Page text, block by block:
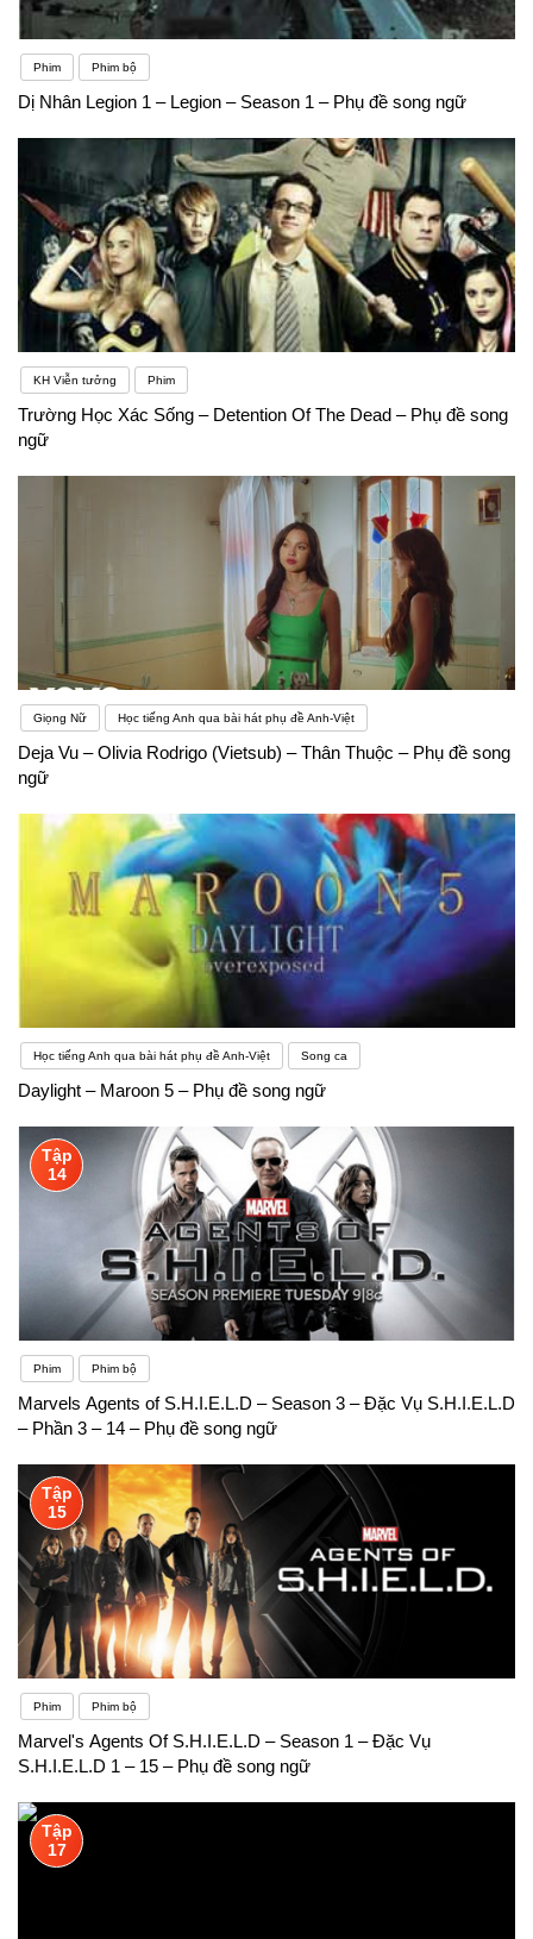
Phim Phim bộ
Dị Nhân Legion 1 – Legion – Season 1 – Phụ đề song ngữ
KH Viễn tưởng Phim
Trường Học Xác Sống – Detention Of The Dead – Phụ đề song
ngữ
Giọng Nữ Học tiếng Anh qua bài hát phụ đề Anh-Việt
Deja Vu – Olivia Rodrigo (Vietsub) – Thân Thuộc – Phụ đề song
ngữ
Học tiếng Anh qua bài hát phụ đề Anh-Việt Song ca
Daylight – Maroon 5 – Phụ đề song ngữ
Tập
14
Phim Phim bộ
Marvels Agents of S.H.I.E.L.D – Season 3 – Đặc Vụ S.H.I.E.L.D
– Phần 3 – 14 – Phụ đề song ngữ
Tập
15
Phim Phim bộ
Marvel's Agents Of S.H.I.E.L.D – Season 1 – Đặc Vụ
S.H.I.E.L.D 1 – 15 – Phụ đề song ngữ
Tập
17